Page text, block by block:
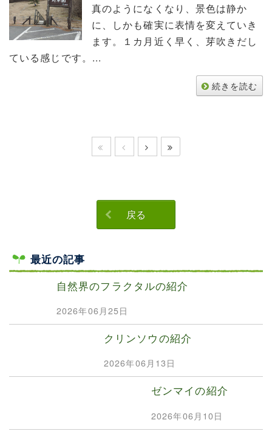
真のようになくなり、景色は静か
に、しかも確実に表情を変えていき
ます。１カ月近く早く、芽吹きだし
ている感じです。...
続きを読む
戻る
最近の記事
自然界のフラクタルの紹介
2026年06月25日
クリンソウの紹介
2026年06月13日
ゼンマイの紹介
2026年06月10日